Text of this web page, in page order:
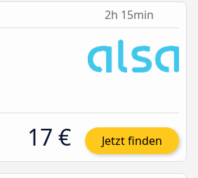
2h 15min
17 € Jetzt finden